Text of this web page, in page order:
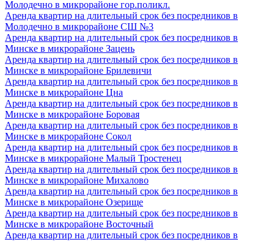
Молодечно в микрорайоне гор.поликл.
Аренда квартир на длительный срок без посредников в
Молодечно в микрорайоне СШ №3
Аренда квартир на длительный срок без посредников в
Минске в микрорайоне Зацень
Аренда квартир на длительный срок без посредников в
Минске в микрорайоне Брилевичи
Аренда квартир на длительный срок без посредников в
Минске в микрорайоне Цна
Аренда квартир на длительный срок без посредников в
Минске в микрорайоне Боровая
Аренда квартир на длительный срок без посредников в
Минске в микрорайоне Сокол
Аренда квартир на длительный срок без посредников в
Минске в микрорайоне Малый Тростенец
Аренда квартир на длительный срок без посредников в
Минске в микрорайоне Михалово
Аренда квартир на длительный срок без посредников в
Минске в микрорайоне Озерище
Аренда квартир на длительный срок без посредников в
Минске в микрорайоне Восточный
Аренда квартир на длительный срок без посредников в